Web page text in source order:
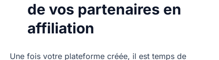
de vos partenaires en
affiliation
Une fois votre plateforme créée, il est temps de